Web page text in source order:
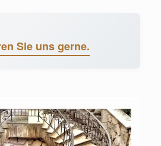
Sie uns gerne.